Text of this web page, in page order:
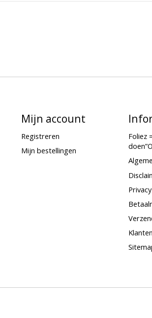
Mijn account
Registreren
Mijn bestellingen
Foliez